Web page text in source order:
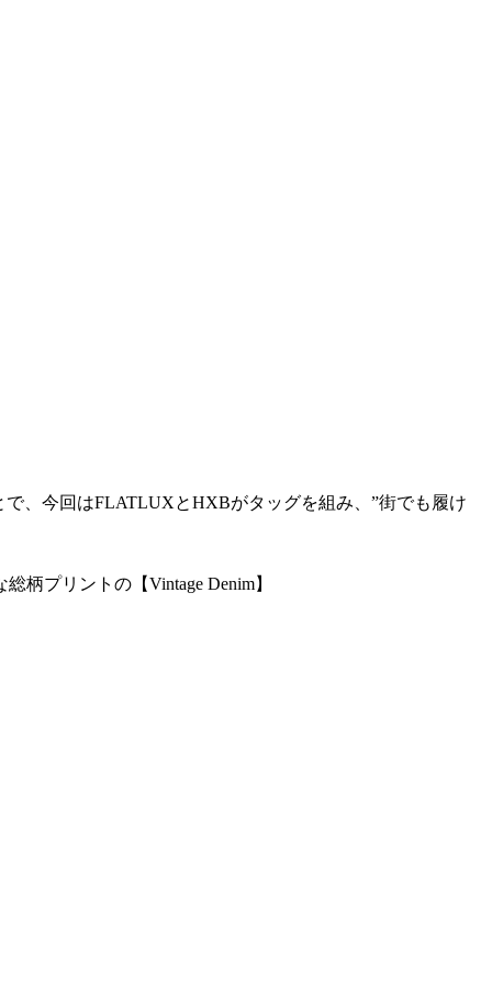
、今回はFLATLUXとHXBがタッグを組み、”街でも履け
柄プリントの【Vintage Denim】